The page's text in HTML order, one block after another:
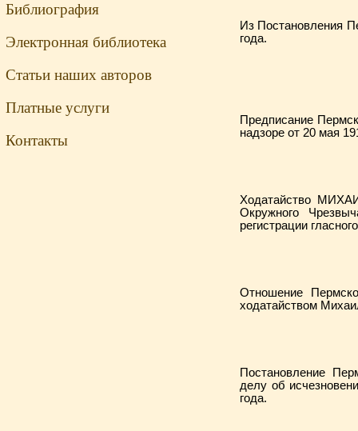
Библиография
Электронная библиотека
Статьи наших авторов
Платные услуги
Контакты
Из Постановления
года.
Предписание
надзоре от 20 мая
Ходатайство
Окружного
регистрации
Отношение
ходатайством
Постановление
делу об
года.